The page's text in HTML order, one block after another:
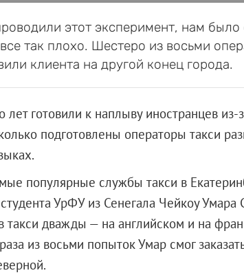
этот эксперимент, нам
так плохо. Шестеро из восьми
клиента на другой конец города.
лет готовили к наплыву иностранцев
подготовлены операторы такси
популярные службы такси в
УрФУ из Сенегала Чейкоу Умара
такси дважды — на английском и на
из восьми попыток Умар смог